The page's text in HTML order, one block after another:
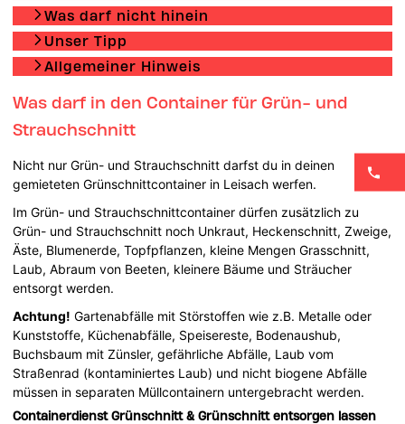
Was darf nicht hinein
Unser Tipp
Allgemeiner Hinweis
Was darf in den Container für Grün- und
Strauchschnitt
Nicht nur Grün- und Strauchschnitt darfst du in deinen
gemieteten Grünschnittcontainer in Leisach werfen.
Im Grün- und Strauchschnittcontainer dürfen zusätzlich zu
Grün- und Strauchschnitt noch Unkraut, Heckenschnitt, Zweige,
Äste, Blumenerde, Topfpflanzen, kleine Mengen Grasschnitt,
Laub, Abraum von Beeten, kleinere Bäume und Sträucher
entsorgt werden.
Achtung! Gartenabfälle mit Störstoffen wie z.B. Metalle oder
Kunststoffe, Küchenabfälle, Speisereste, Bodenaushub,
Buchsbaum mit Zünsler, gefährliche Abfälle, Laub vom
Straßenrad (kontaminiertes Laub) und nicht biogene Abfälle
müssen in separaten Müllcontainern untergebracht werden.
Containerdienst Grünschnitt & Grünschnitt entsorgen lassen